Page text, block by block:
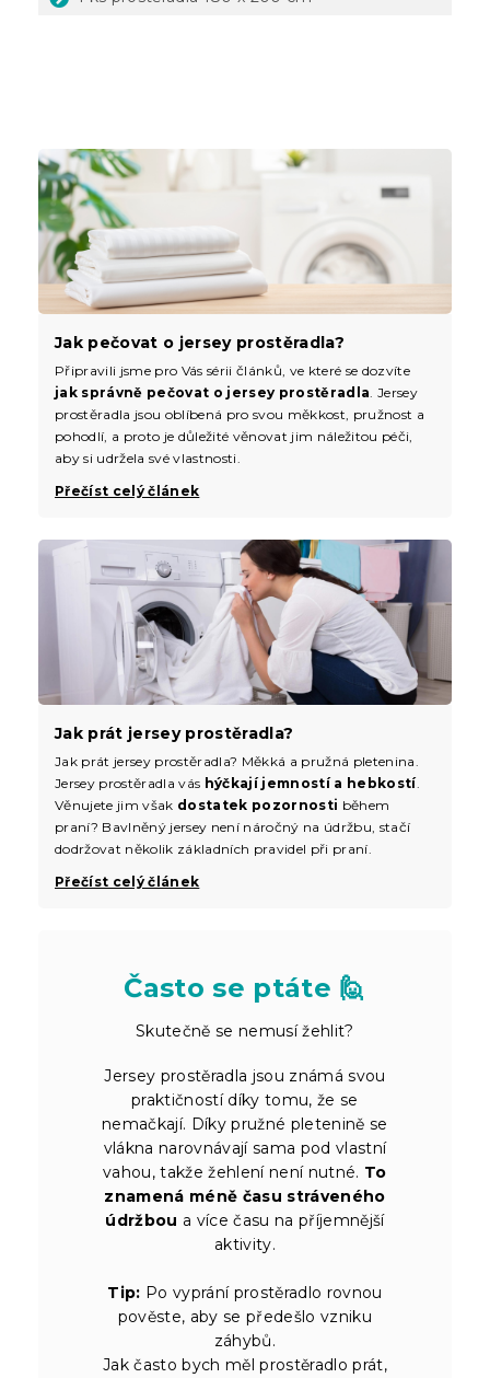
Jak prát jersey prostěradla?
Jak prát jersey prostěradla? Měkká a pružná pletenina.
Jersey prostěradla vás hýčkají jemností a hebkostí.
Věnujete jim však dostatek pozornosti během
praní? Bavlněný jersey není náročný na údržbu, stačí
dodržovat několik základních pravidel při praní.
Přečíst celý článek
Jak pečovat o jersey prostěradla?
Připravili jsme pro Vás sérii článků, ve které se dozvíte
jak správně pečovat o jersey prostěradla . Jersey
prostěradla jsou oblíbená pro svou měkkost, pružnost a
pohodlí, a proto je důležité věnovat jim náležitou péči,
aby si udržela své vlastnosti.
Přečíst celý článek
Často se ptáte 🙋
Skutečně se nemusí žehlit?
Jersey prostěradla jsou známá svou
praktičností díky tomu, že se
nemačkají. Díky pružné pletenině se
vlákna narovnávají sama pod vlastní
vahou, takže žehlení není nutné. To
znamená méně času stráveného
údržbou a více času na příjemnější
aktivity.
Tip: Po vyprání prostěradlo rovnou
pověste, aby se předešlo vzniku
záhybů.
Jak často bych měl prostěradlo prát,